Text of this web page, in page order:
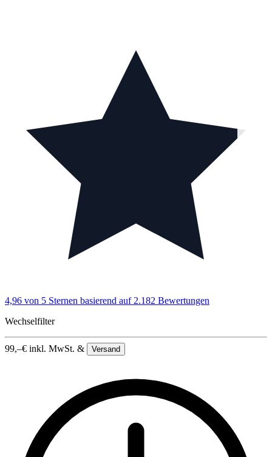
4,96 von 5 Sternen basierend auf 2.182 Bewertungen
Wechselfilter
99,–€ inkl. MwSt. & Versand